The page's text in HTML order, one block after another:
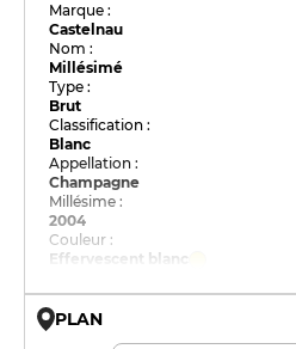
Marque :
Castelnau
Nom :
Millésimé
Type :
Brut
Classification :
Blanc
Appellation :
Champagne
Millésime :
2004
Couleur :
Effervescent blanc
PLAN